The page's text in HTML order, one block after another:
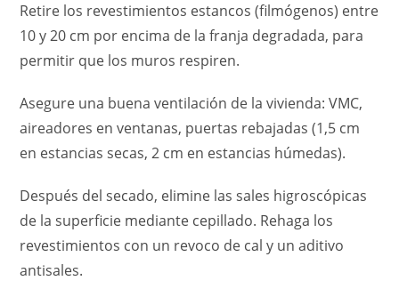
Retire los revestimientos estancos (filmógenos) entre
10 y 20 cm por encima de la franja degradada, para
permitir que los muros respiren.
Asegure una buena ventilación de la vivienda: VMC,
aireadores en ventanas, puertas rebajadas (1,5 cm
en estancias secas, 2 cm en estancias húmedas).
Después del secado, elimine las sales higroscópicas
de la superficie mediante cepillado. Rehaga los
revestimientos con un revoco de cal y un aditivo
antisales.